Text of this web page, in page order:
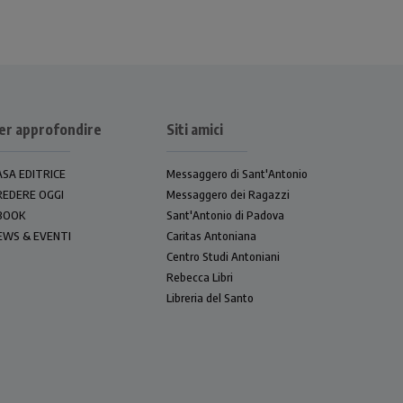
approfondire
EDITRICE
OGGI
& EVENTI
Siti amici
Messaggero di Sant'Antonio
Messaggero dei Ragazzi
Sant'Antonio di Padova
Caritas Antoniana
Centro Studi Antoniani
Rebecca Libri
Libreria del Santo